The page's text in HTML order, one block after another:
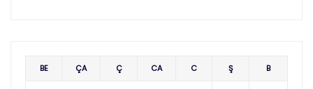
BE ÇA Ç CA C Ş B